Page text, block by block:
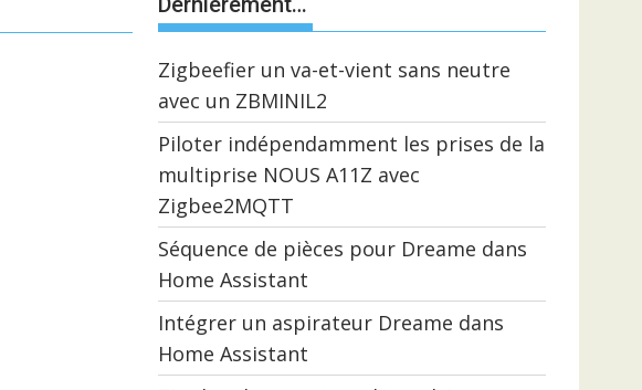
Zigbeefier un va-et-vient sans neutre
avec un ZBMINIL2
Piloter indépendamment les prises de la
multiprise NOUS A11Z avec
Zigbee2MQTT
Séquence de pièces pour Dreame dans
Home Assistant
Intégrer un aspirateur Dreame dans
Home Assistant